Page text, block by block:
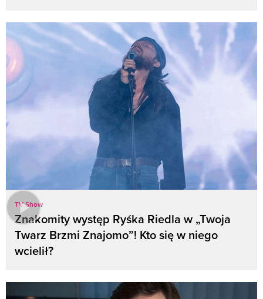
TV Show
Znakomity występ Ryśka Riedla w „Twoja
Twarz Brzmi Znajomo”! Kto się w niego
wcielił?